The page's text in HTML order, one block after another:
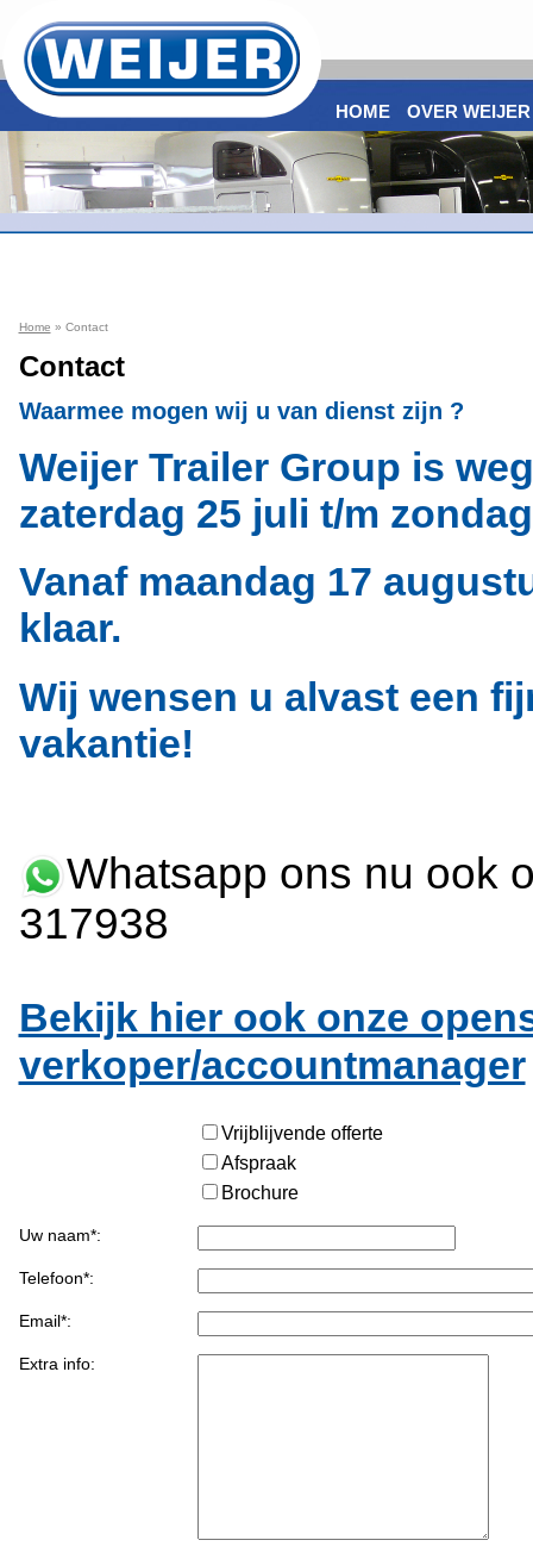
Home » Contact
Contact
Waarmee mogen wij u van dienst zijn ?
Weijer Trailer Group is
zaterdag 25 juli t/m
Vanaf maandag 17
klaar.
Wij wensen u alvast een
vakantie!
Whatsapp ons nu ook
317938
Bekijk hier ook onze
verkoper/accountmanager
Vrijblijvende offerte
Afspraak
Brochure
Uw naam*:
Telefoon*:
Email*:
Extra info:
HOME OVER WEIJER